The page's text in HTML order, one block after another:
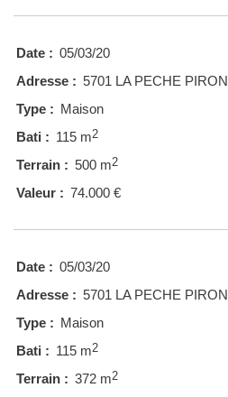
Date : 05/03/20
Adresse : 5701 LA PECHE PIRON
Type : Maison
Bati : 115 m2
Terrain : 500 m2
Valeur : 74.000 €
Date : 05/03/20
Adresse : 5701 LA PECHE PIRON
Type : Maison
Bati : 115 m2
Terrain : 372 m2